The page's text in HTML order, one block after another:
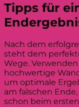
Tipps für
Nach dem
steht dem
Wege.
hochwertige
um optimale
am falschen
schon beim